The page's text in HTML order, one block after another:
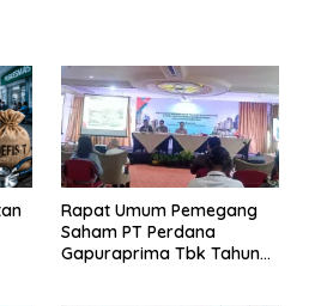
Rapat Umum Pemegang
Saham PT Perdana
Gapuraprima Tbk Tahun